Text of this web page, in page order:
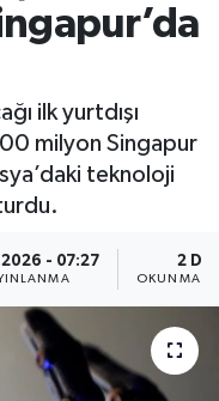
ilk yurtdışı
milyon Singapur
teknoloji
- 07:27 2 DK
OKUNMA